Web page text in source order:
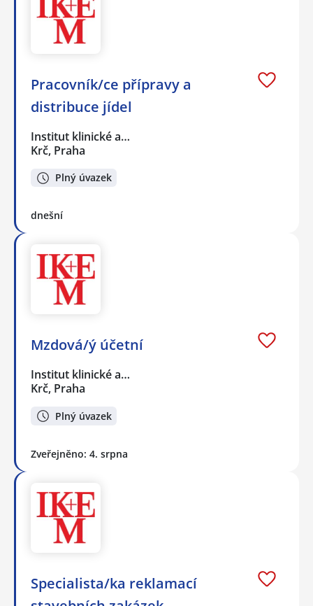
Pracovník/ce přípravy a
distribuce jídel
Institut klinické a…
Krč, Praha
Plný úvazek
dnešní
Mzdová/ý účetní
Institut klinické a…
Krč, Praha
Plný úvazek
Zveřejněno: 4. srpna
Specialista/ka reklamací